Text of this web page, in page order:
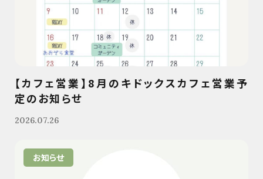
【カフェ営業】8月のキドックスカフェ営業予
定のお知らせ
2026.07.26
お知らせ